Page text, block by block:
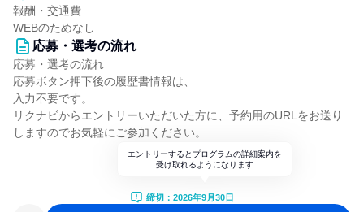
報酬・交通費
WEBのためなし
応募・選考の流れ
応募・選考の流れ
応募ボタン押下後の履歴書情報は、
入力不要です。
リクナビからエントリーいただいた方に、予約用のURLをお送り
しますのでお気軽にご参加ください。
エントリーするとプログラムの詳細案内を
受け取れるようになります
締切：2026年9月30日